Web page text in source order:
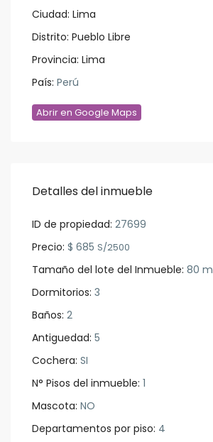
Ciudad: Lima
Distrito: Pueblo Libre
Provincia: Lima
País: Perú
Abrir en Google Maps
Detalles del inmueble
ID de propiedad: 27699
Precio: $ 685S/2500
Tamaño del lote del Inmueble: 80 m
Dormitorios: 3
Baños: 2
Antiguedad: 5
Cochera: SI
N° Pisos del inmueble: 1
Mascota: NO
Departamentos por piso: 4